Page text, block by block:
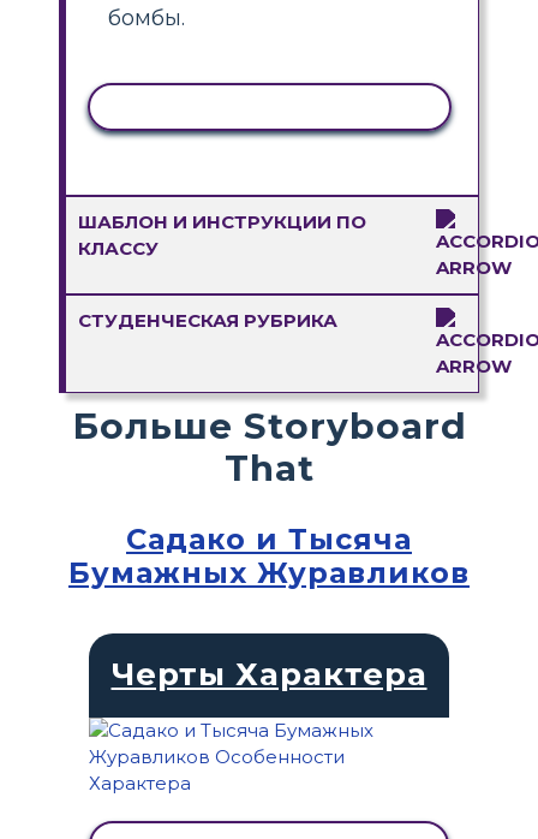
бомбы.
ШАБЛОН И ИНСТРУКЦИИ ПО
КЛАССУ
СТУДЕНЧЕСКАЯ РУБРИКА
Больше Storyboard
That
Садако и Тысяча
Бумажных Журавликов
Черты Характера